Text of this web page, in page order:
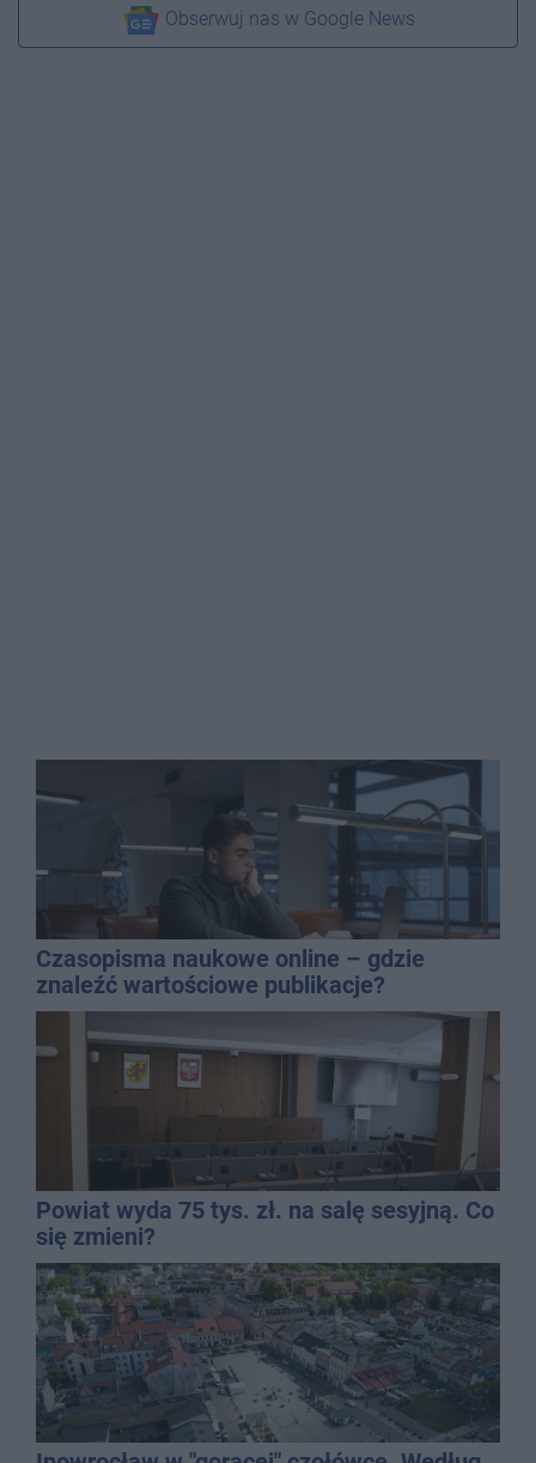
Obserwuj nas w Google News
Czasopisma naukowe online – gdzie
znaleźć wartościowe publikacje?
Powiat wyda 75 tys. zł. na salę sesyjną. Co
się zmieni?